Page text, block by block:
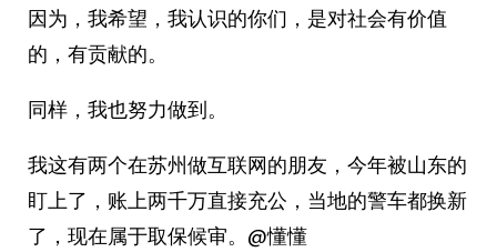
因为，我希望，我认识的你们，是对社会有价值
的，有贡献的。
同样，我也努力做到。
我这有两个在苏州做互联网的朋友，今年被山东的
盯上了，账上两千万直接充公，当地的警车都换新
了，现在属于取保候审。@懂懂